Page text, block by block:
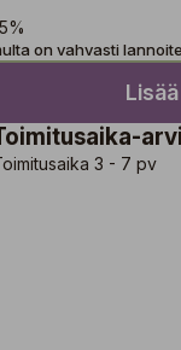
on vahvasti
3 - 7 pv